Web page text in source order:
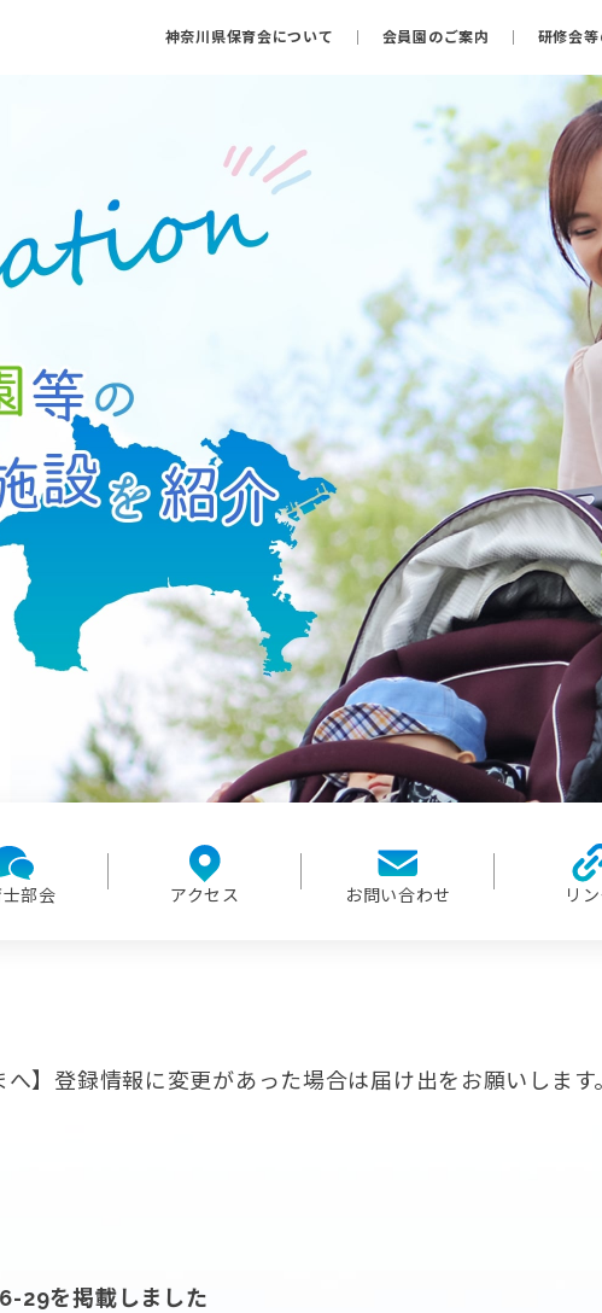
神奈川県保育会について 会員園のご案内 研修会
部会 アクセス お問い合わせ リン
へ】登録情報に変更があった場合は届け出をお願いします